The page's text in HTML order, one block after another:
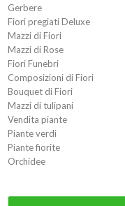
Gerbere
Fiori pregiati Deluxe
Mazzi di Fiori
Mazzi di Rose
Fiori Funebri
Composizioni di Fiori
Bouquet di Fiori
Mazzi di tulipani
Vendita piante
Piante verdi
Piante fiorite
Orchidee